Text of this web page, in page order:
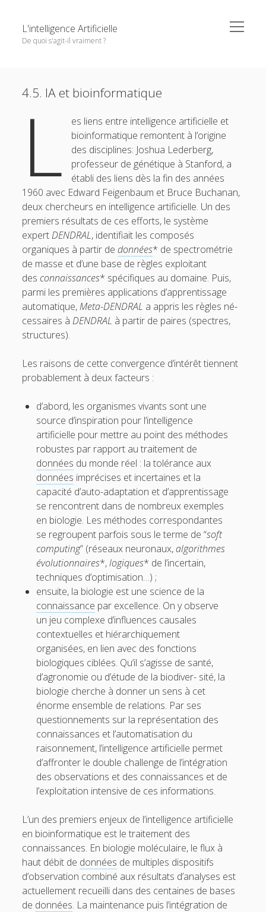
L'intelligence Artificielle
De quoi s'agit-il vraiment ?
o
p
1. L’IA : ambitions et histoire
p
e
n
m
e
n
u
3. L’IA à l’oeuvre
o
e
n
e
n
4. Interfaces entre IA et d’autres disciplines o
p
e
n
m
4.1. IA et robotique
4.2. IA et interaction personne-machine
4.3. L’IA dans les autres sciences de l’information
4.4. IA et mathématiques
4.5. IA et bioinformatique
4.6. IA et neurosciences
4.7. IA et psychologie
4.8. IA et sciences humaines et sociales
5. Questions autour de l’IA
e
n
m
u
Pour conclure
Glossaire
Quelques références
Contributeurs
t
w
i
t
t
e
r
e
m
a
i
l
d
Except where otherwise noted,L'intelligence Artificielle -
GDR IA
Creative Commons Attribution-NonCommercial-
NoDerivatives 4.0 International
License.
4.5. IA et bioinformatique
L
es liens entre intelligence artificielle et
bioinformatique remontent à l’origine
des disciplines: Joshua Lederberg,
professeur de génétique à Stanford, a
établi des liens dès la fin des années
1960 avec Edward Feigenbaum et Bruce Buchanan,
deux chercheurs en intelligence artificielle. Un des
premiers résultats de ces efforts, le système
expertDENDRAL, identifiait les composés
organiques à partir dedonnées* de spectrométrie
de masse et d’une base de règles exploitant
desconnaissances* spécifiques au domaine. Puis,
parmi les premières applications d’apprentissage
automatique,Meta-DENDRAL a appris les règles né-
cessaires àDENDRAL à partir de paires (spectres,
structures).
Les raisons de cette convergence d’intérêt tiennent
probablement à deux facteurs :
d’abord, les organismes vivants sont une
source d’inspiration pour l’intelligence
artificielle pour mettre au point des méthodes
robustes par rapport au traitement de
données du monde réel : la tolérance aux
données imprécises et incertaines et la
capacité d’auto-adaptation et d’apprentissage
se rencontrent dans de nombreux exemples
en biologie. Les méthodes correspondantes
se regroupent parfois sous le terme de “soft
computing” (réseaux neuronaux,algorithmes
évolutionnaires*,logiques* de l’incertain,
techniques d’optimisation…) ;
ensuite, la biologie est une science de la
connaissance par excellence. On y observe
un jeu complexe d’influences causales
contextuelles et hiérarchiquement
organisées, en lien avec des fonctions
biologiques ciblées. Qu’il s’agisse de santé,
d’agronomie ou d’étude de la biodiver- sité, la
biologie cherche à donner un sens à cet
énorme ensemble de relations. Par ses
questionnements sur la représentation des
connaissances et l’automatisation du
raisonnement, l’intelligence artificielle permet
d’affronter le double challenge de l’intégration
des observations et des connaissances et de
l’exploitation intensive de ces informations.
L’un des premiers enjeux de l’intelligence artificielle
en bioinformatique est le traitement des
connaissances. En biologie moléculaire, le flux à
haut débit de données de multiples dispositifs
d’observation combiné aux résultats d’analyses est
actuellement recueilli dans des centaines de bases
de données. La maintenance puis l’intégration de